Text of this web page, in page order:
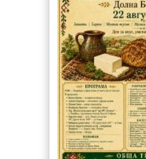
286 | 2026-